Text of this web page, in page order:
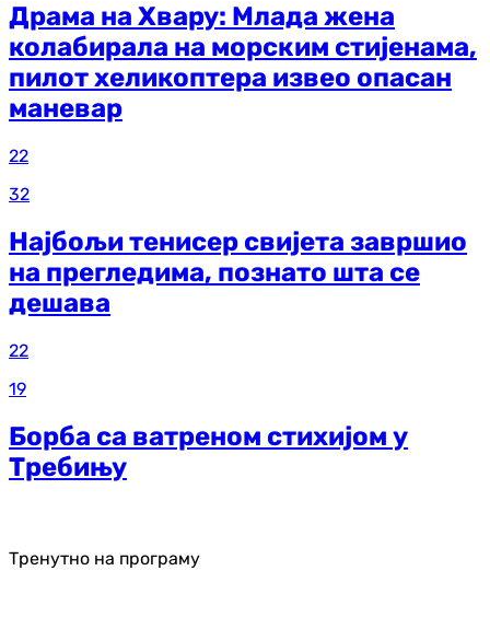
Драма на Хвару: Млада жена
колабирала на морским стијенама,
пилот хеликоптера извео опасан
маневар
22
32
Најбољи тенисер свијета завршио
на прегледима, познато шта се
дешава
22
19
Борба са ватреном стихијом у
Требињу
Тренутно на програму